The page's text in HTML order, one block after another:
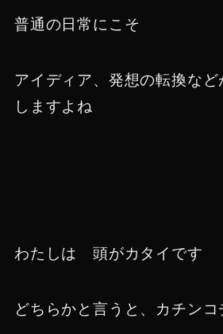
普通の日常にこそ
アイディア、発想の転換など
しますよね
わたしは 頭がカタイです
どちらかと言うと、カチン